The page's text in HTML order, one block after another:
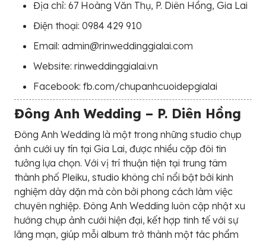
Địa chỉ: 67 Hoàng Văn Thụ, P. Diên Hồng, Gia Lai
Điện thoại: 0984 429 910
Email: admin@rinweddinggialai.com
Website: rinweddinggialai.vn
Facebook: fb.com/chupanhcuoidepgialai
Đông Anh Wedding – P. Diên Hồng
Đông Anh Wedding là một trong những studio chụp
ảnh cưới uy tín tại Gia Lai, được nhiều cặp đôi tin
tưởng lựa chọn. Với vị trí thuận tiện tại trung tâm
thành phố Pleiku, studio không chỉ nổi bật bởi kinh
nghiệm dày dặn mà còn bởi phong cách làm việc
chuyên nghiệp. Đông Anh Wedding luôn cập nhật xu
hướng chụp ảnh cưới hiện đại, kết hợp tinh tế với sự
lãng mạn, giúp mỗi album trở thành một tác phẩm